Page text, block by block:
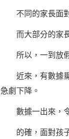
不同的家長面對
而大部分的家長
所以，一到放假
近來，有數據顯
急劇下降。
數據一出來，令
的確，面對孩子